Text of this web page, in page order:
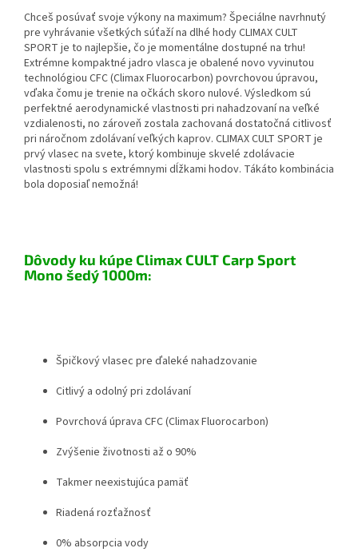
Chceš posúvať svoje výkony na maximum? Špeciálne navrhnutý
pre vyhrávanie všetkých súťaží na dlhé hody CLIMAX CULT
SPORT je to najlepšie, čo je momentálne dostupné na trhu!
Extrémne kompaktné jadro vlasca je obalené novo vyvinutou
technológiou CFC (Climax Fluorocarbon) povrchovou úpravou,
vďaka čomu je trenie na očkách skoro nulové. Výsledkom sú
perfektné aerodynamické vlastnosti pri nahadzovaní na veľké
vzdialenosti, no zároveň zostala zachovaná dostatočná citlivosť
pri náročnom zdolávaní veľkých kaprov. CLIMAX CULT SPORT je
prvý vlasec na svete, ktorý kombinuje skvelé zdolávacie
vlastnosti spolu s extrémnymi dĺžkami hodov. Tákáto kombinácia
bola doposiaľ nemožná!
Dôvody ku kúpe Climax CULT Carp Sport
Mono šedý 1000m:
Špičkový vlasec pre ďaleké nahadzovanie
Citlivý a odolný pri zdolávaní
Povrchová úprava CFC (Climax Fluorocarbon)
Zvýšenie životnosti až o 90%
Takmer neexistujúca pamäť
Riadená rozťažnosť
0% absorpcia vody